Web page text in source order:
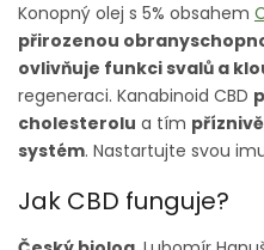
Konopný olej s 5% obsahem
přirozenou
ovlivňuje funkci svalů a
regeneraci. Kanabinoid CBD
cholesterolu a tím
systém. Nastartujte svou
Jak CBD funguje?